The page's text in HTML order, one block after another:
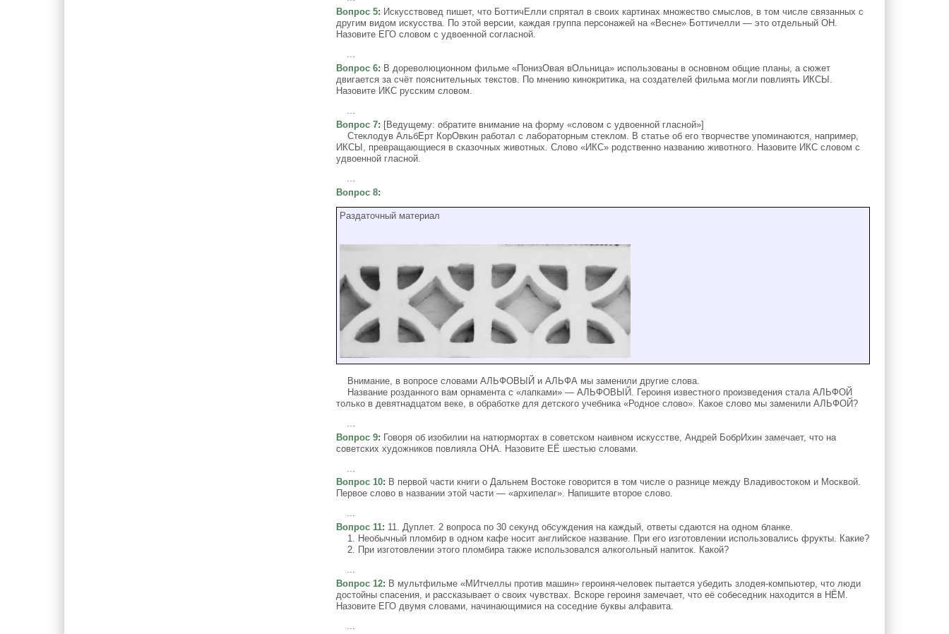
Вопрос 5: Искусствовед пишет, что БоттичЕлли спрятал в своих картинах множество смыслов, в том числе связанных с
другим видом искусства. По этой версии, каждая группа персонажей на «Весне» Боттичелли — это отдельный ОН.
Назовите ЕГО словом с удвоенной согласной.
...
Вопрос 6: В дореволюционном фильме «ПонизОвая вОльница» использованы в основном общие планы, а сюжет
двигается за счёт пояснительных текстов. По мнению кинокритика, на создателей фильма могли повлиять ИКСЫ.
Назовите ИКС русским словом.
...
Вопрос 7: [Ведущему: обратите внимание на форму «словом с удвоенной гласной»]
Стеклодув АльбЕрт КорОвкин работал с лабораторным стеклом. В статье об его творчестве упоминаются, например,
ИКСЫ, превращающиеся в сказочных животных. Слово «ИКС» родственно названию животного. Назовите ИКС словом с
удвоенной гласной.
Вопрос 8:
Раздаточный материал
Внимание, в вопросе словами АЛЬФОВЫЙ и АЛЬФА мы заменили другие слова.
Название розданного вам орнамента с «лапками» — АЛЬФОВЫЙ. Героиня известного произведения стала АЛЬФОЙ
только в девятнадцатом веке, в обработке для детского учебника «Родное слово». Какое слово мы заменили АЛЬФОЙ?
Вопрос 9: Говоря об изобилии на натюрмортах в советском наивном искусстве, Андрей БобрИхин замечает, что на
советских художников повлияла ОНА. Назовите ЕЁ шестью словами.
Вопрос 10: В первой части книги о Дальнем Востоке говорится в том числе о разнице между Владивостоком и Москвой.
Первое слово в названии этой части — «архипелаг». Напишите второе слово.
...
Вопрос 11: 11. Дуплет. 2 вопроса по 30 секунд обсуждения на каждый, ответы сдаются на одном бланке.
1. Необычный пломбир в одном кафе носит английское название. При его изготовлении использовались фрукты. Какие?
2. При изготовлении этого пломбира также использовался алкогольный напиток. Какой?
...
Вопрос 12: В мультфильме «МИтчеллы против машин» героиня-человек пытается убедить злодея-компьютер, что люди
достойны спасения, и рассказывает о своих чувствах. Вскоре героиня замечает, что её собеседник находится в НЁМ.
Назовите ЕГО двумя словами, начинающимися на соседние буквы алфавита.
...